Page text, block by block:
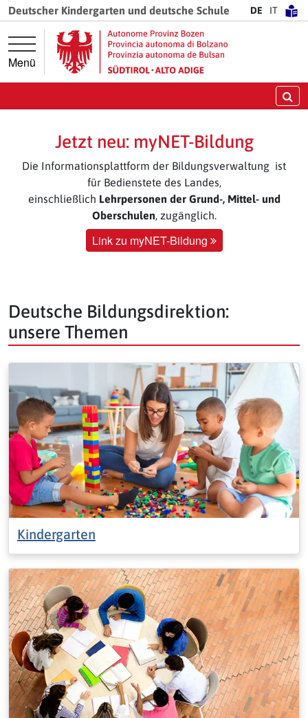
Springe direkt zur Hauptnavigation
Springe direkt zum Inhalt
Deutscher Kindergarten und deutsche Schule DE IT
Menü
Jetzt neu: myNET-Bildung
Die Informationsplattform der Bildungsverwaltung ist
für Bedienstete des Landes,
einschließlich Lehrpersonen der Grund-, Mittel- und
Oberschulen, zugänglich.
Link zu myNET-Bildung
Deutsche Bildungsdirektion:
unsere Themen
Kindergarten